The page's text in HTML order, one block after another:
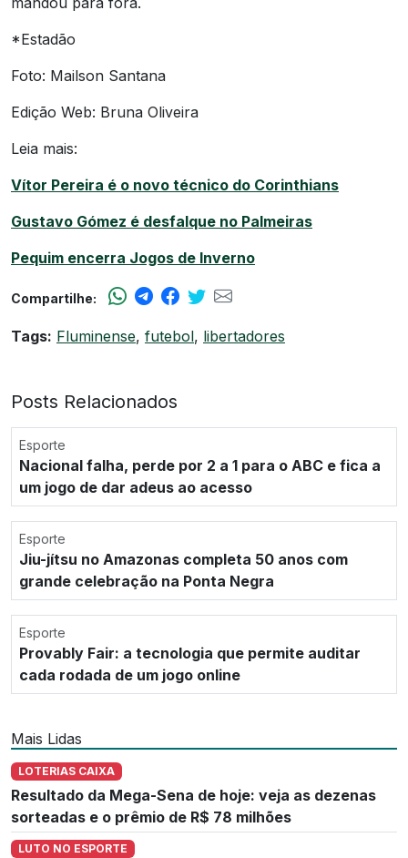
*Estadão
Foto: Mailson Santana
Edição Web: Bruna Oliveira
Leia mais:
Vítor Pereira é o novo técnico do Corinthians
Gustavo Gómez é desfalque no Palmeiras
Pequim encerra Jogos de Inverno
Compartilhe:
Tags: Fluminense, futebol, libertadores
Posts Relacionados
Esporte
Nacional falha, perde por 2 a 1 para o ABC e fica a
um jogo de dar adeus ao acesso
Esporte
Jiu-jítsu no Amazonas completa 50 anos com
grande celebração na Ponta Negra
Esporte
Provably Fair: a tecnologia que permite auditar
cada rodada de um jogo online
Mais Lidas
LOTERIAS CAIXA
Resultado da Mega-Sena de hoje: veja as dezenas
sorteadas e o prêmio de R$ 78 milhões
LUTO NO ESPORTE